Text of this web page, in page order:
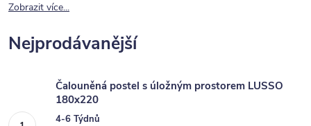
Zobrazit více...
Nejprodávanější
Čalouněná postel s úložným prostorem LUSSO
180x220
4-6 Týdnů